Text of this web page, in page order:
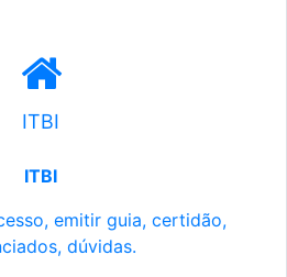
ITBI
ITBI
emitir guia, certidão,
dúvidas.